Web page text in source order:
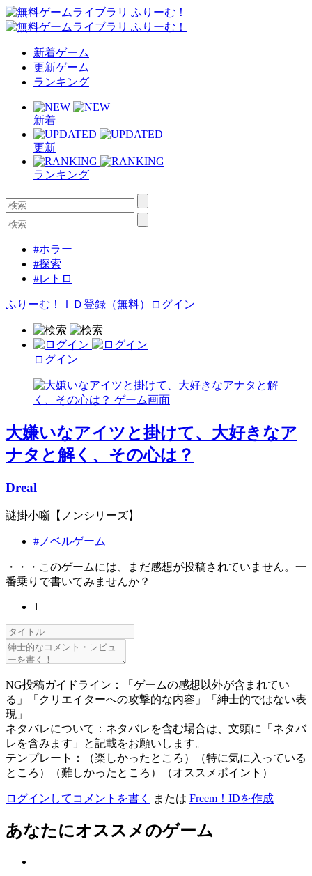
新着ゲーム
更新ゲーム
ランキング
新着
更新
ランキング
#ホラー
#探索
#レトロ
ふりーむ！ＩＤ登録（無料） ログイン
ログイン
大嫌いなアイツと掛けて、大好きなア
ナタと解く、その心は？
Dreal
謎掛小噺【ノンシリーズ】
#ノベルゲーム
・・・このゲームには、まだ感想が投稿されていません。一
番乗りで書いてみませんか？
1
NG投稿ガイドライン：「ゲームの感想以外が含まれてい
る」「クリエイターへの攻撃的な内容」「紳士的ではない表
現」
ネタバレについて：ネタバレを含む場合は、文頭に「ネタバ
レを含みます」と記載をお願いします。
テンプレート：（楽しかったところ）（特に気に入っている
ところ）（難しかったところ）（オススメポイント）
ログインしてコメントを書く または Freem！IDを作成
あなたにオススメのゲーム